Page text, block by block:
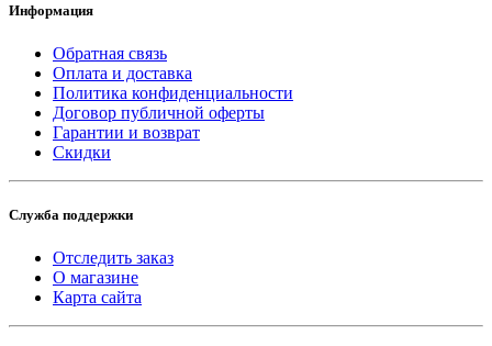
Информация
Обратная связь
Оплата и доставка
Политика конфиденциальности
Договор публичной оферты
Гарантии и возврат
Скидки
Служба поддержки
Отследить заказ
О магазине
Карта сайта